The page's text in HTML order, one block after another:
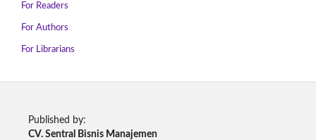
For Readers
For Authors
For Librarians
Published by:
CV. Sentral Bisnis Manajemen